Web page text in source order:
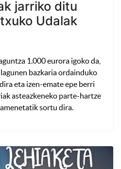
jarriko ditu
Udalak
1.000 eurora igoko da,
bazkaria ordainduko
eta izen-emate epe berri
asteazkeneko parte-hartze
sortu dira.